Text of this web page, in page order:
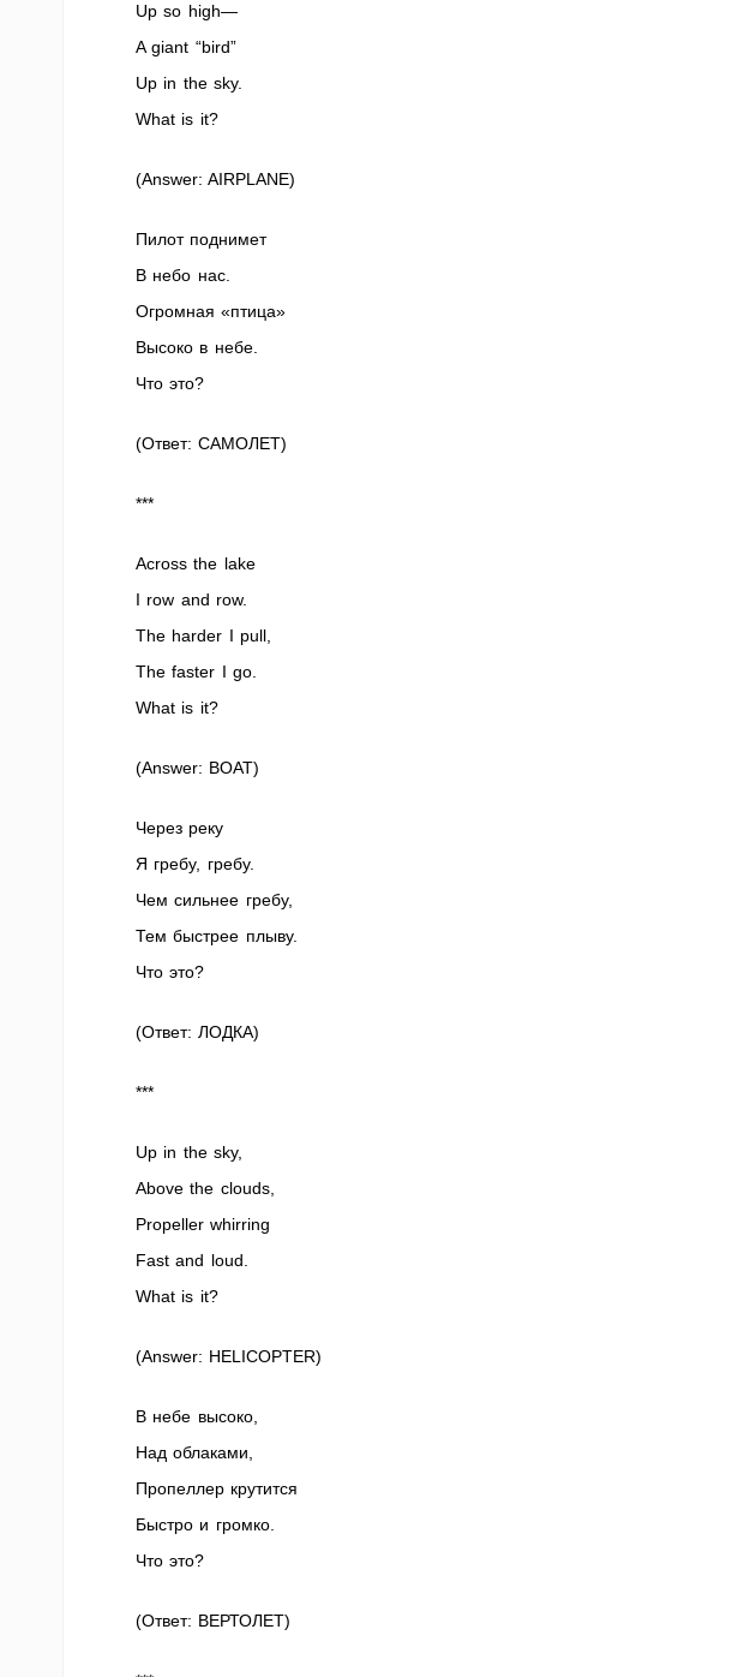
Up so high—
A giant “bird”
Up in the sky.
What is it?
(Answer: AIRPLANE)
Пилот поднимет
В небо нас.
Огромная «птица»
Высоко в небе.
Что это?
(Ответ: САМОЛЕТ)
***
Across the lake
I row and row.
The harder I pull,
The faster I go.
What is it?
(Answer: BOAT)
Через реку
Я гребу, гребу.
Чем сильнее гребу,
Тем быстрее плыву.
Что это?
(Ответ: ЛОДКА)
***
Up in the sky,
Above the clouds,
Propeller whirring
Fast and loud.
What is it?
(Answer: HELICOPTER)
В небе высоко,
Над облаками,
Пропеллер крутится
Быстро и громко.
Что это?
(Ответ: ВЕРТОЛЕТ)